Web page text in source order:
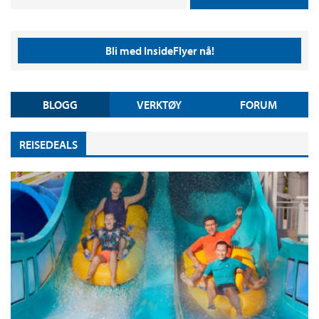
Bli med InsideFlyer nå!
BLOGG VERKTØY FORUM
REISEDEALS